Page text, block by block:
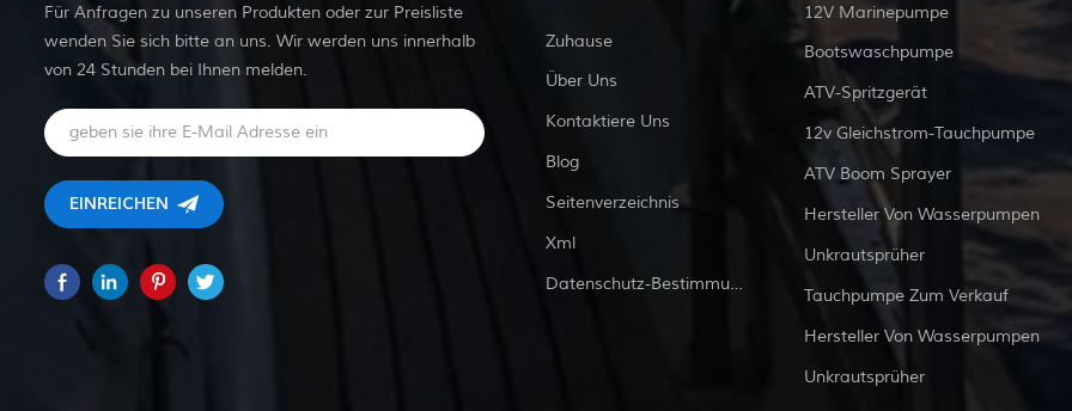
Für Anfragen zu unseren Produkten oder zur Preisliste
wenden Sie sich bitte an uns. Wir werden uns innerhalb
von 24 Stunden bei Ihnen melden.
Zuhause
Über Uns
Kontaktiere Uns
Blog
Seitenverzeichnis
Xml
Datenschutz-Bestimmungen
12V Marinepumpe
Bootswaschpumpe
ATV-Spritzgerät
12v Gleichstrom-Tauchpumpe
ATV Boom Sprayer
Hersteller Von Wasserpumpen
Unkrautsprüher
Tauchpumpe Zum Verkauf
Hersteller Von Wasserpumpen
Unkrautsprüher